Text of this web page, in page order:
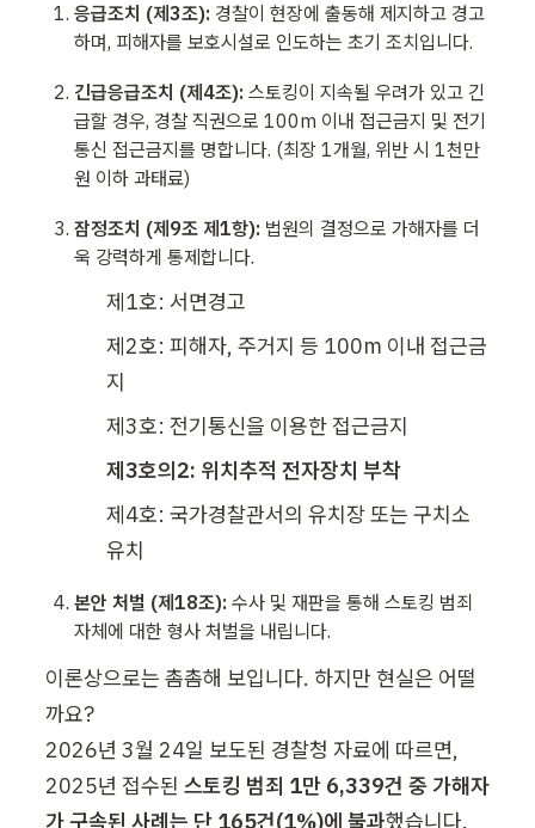
응급조치 (제3조): 경찰이 현장에 출동해 제지하고 경고
하며, 피해자를 보호시설로 인도하는 초기 조치입니다.
긴급응급조치 (제4조): 스토킹이 지속될 우려가 있고 긴
급할 경우, 경찰 직권으로 100m 이내 접근금지 및 전기
통신 접근금지를 명합니다. (최장 1개월, 위반 시 1천만
원 이하 과태료)
잠정조치 (제9조 제1항): 법원의 결정으로 가해자를 더
욱 강력하게 통제합니다.
제1호: 서면경고
제2호: 피해자, 주거지 등 100m 이내 접근금
지
제3호: 전기통신을 이용한 접근금지
제3호의2: 위치추적 전자장치 부착
제4호: 국가경찰관서의 유치장 또는 구치소
유치
본안 처벌 (제18조): 수사 및 재판을 통해 스토킹 범죄
자체에 대한 형사 처벌을 내립니다.
이론상으로는 촘촘해 보입니다. 하지만 현실은 어떨
까요?
2026년 3월 24일 보도된 경찰청 자료에 따르면,
2025년 접수된 스토킹 범죄 1만 6,339건 중 가해자
가 구속된 사례는 단 165건(1%)에 불과했습니다.